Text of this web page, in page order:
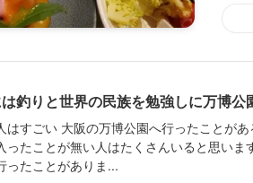
釣りと世界の民族を勉強しに万博公
はすごい 大阪の万博公園へ行ったことが
ったことが無い人はたくさんいると思いま
ったことがありま...